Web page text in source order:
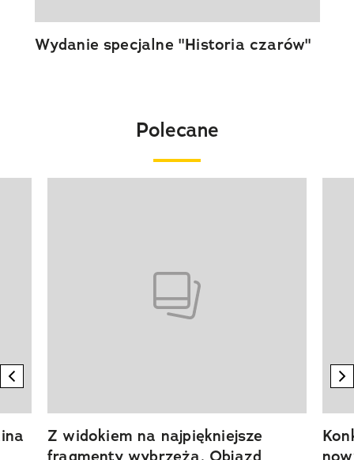
Wydanie specjalne "Historia czarów"
Polecane
previous element
Z widokiem na najpiękniejsze
fragmenty wybrzeża. Objazd